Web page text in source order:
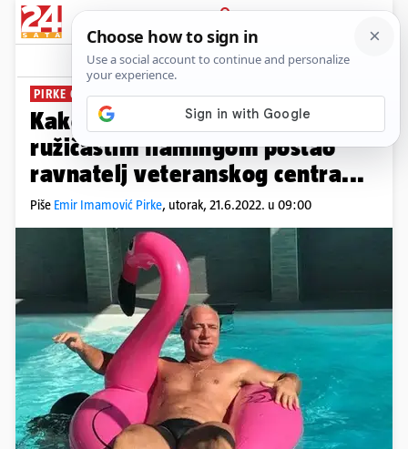
PRIJAVA
News Komentari
PIRKE O KVALIFICIRANOM HDZ-OVCU PLUS+
Kako je najdraži HDZ-ov uhljeb s
ružičastim flamingom postao
ravnatelj veteranskog centra...
Piše Emir Imamović Pirke, utorak, 21.6.2022. u 09:00